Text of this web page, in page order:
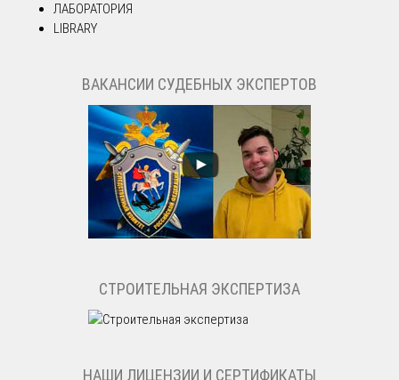
ЛАБОРАТОРИЯ
LIBRARY
ВАКАНСИИ СУДЕБНЫХ ЭКСПЕРТОВ
СТРОИТЕЛЬНАЯ ЭКСПЕРТИЗА
НАШИ ЛИЦЕНЗИИ И СЕРТИФИКАТЫ